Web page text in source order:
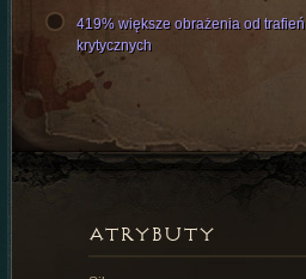
419% większe obrażenia od trafień
krytycznych
ATRYBUTY